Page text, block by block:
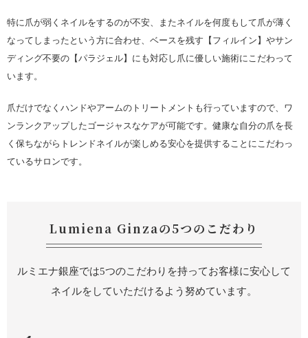
特に爪が弱くネイルをするのが不安、またネイルを何度もして爪が薄く
なってしまったという方に合わせ、ベースを残す【フィルイン】やサン
ディング不要の【パラジェル】にも対応し爪に優しい施術にこだわって
います。
爪だけでなくハンドやアームのトリートメントも行っていますので、ワ
ンランクアップしたゴージャスなケアが可能です。健康な自分の爪を長
く保ちながらトレンドネイルが楽しめる安心を提供することにこだわっ
ているサロンです。
Lumiena Ginzaの5つのこだわり
ルミエナ銀座では5つのこだわりを持ってお客様に安心して
ネイルをしていただけるよう努めています。